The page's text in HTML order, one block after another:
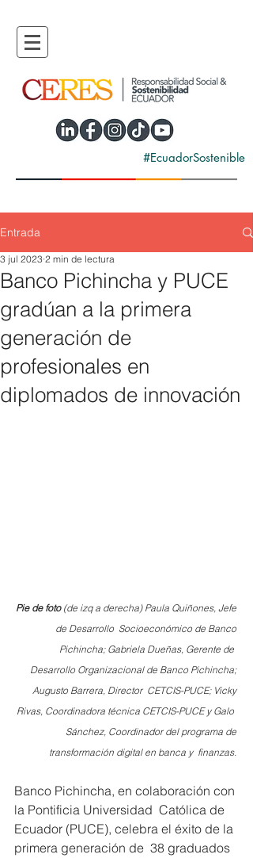
#EcuadorSostenible
Entrada
Banco Pichincha y PUCE
gradúan a la primera
generación de
profesionales en
diplomados de innovación
3 jul 2023 2 min de lectura
Pie de foto (de izq a derecha) Paula Quiñones, Jefe
de Desarrollo  Socioeconómico de Banco
Pichincha; Gabriela Dueñas, Gerente de
Desarrollo Organizacional de Banco Pichincha;
Augusto Barrera, Director  CETCIS-PUCE; Vicky
Rivas, Coordinadora técnica CETCIS-PUCE y Galo
Sánchez, Coordinador del programa de
transformación digital en banca y  finanzas.
Banco Pichincha, en colaboración con
la Pontificia Universidad  Católica de
Ecuador (PUCE), celebra el éxito de la
primera generación de  38 graduados